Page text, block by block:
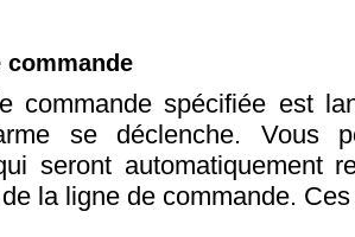
commande
commande spécifiée est
se déclenche. Vous
seront automatiquement
la ligne de commande.